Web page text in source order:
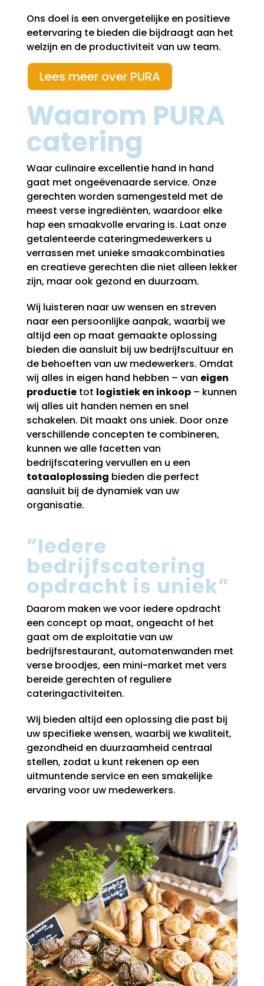
Ons doel is een onvergetelijke en positieve
eetervaring te bieden die bijdraagt aan het
welzijn en de productiviteit van uw team.
Lees meer over PURA
Waarom PURA
catering
Waar culinaire excellentie hand in hand
gaat met ongeëvenaarde service. Onze
gerechten worden samengesteld met de
meest verse ingrediënten, waardoor elke
hap een smaakvolle ervaring is. Laat onze
getalenteerde cateringmedewerkers u
verrassen met unieke smaakcombinaties
en creatieve gerechten die niet alleen lekker
zijn, maar ook gezond en duurzaam.
Wij luisteren naar uw wensen en streven
naar een persoonlijke aanpak, waarbij we
altijd een op maat gemaakte oplossing
bieden die aansluit bij uw bedrijfscultuur en
de behoeften van uw medewerkers. Omdat
wij alles in eigen hand hebben – van eigen
productietot logistiek en inkoop– kunnen
wij alles uit handen nemen en snel
schakelen. Dit maakt ons uniek. Door onze
verschillende concepten te combineren,
kunnen we alle facetten van
bedrijfscatering vervullen en u een
totaaloplossing bieden die perfect
aansluit bij de dynamiek van uw
organisatie.
”Iedere
bedrijfscatering
opdracht is uniek”
Daarom maken we voor iedere opdracht
een concept op maat, ongeacht of het
gaat om de exploitatie van uw
bedrijfsrestaurant, automatenwanden met
verse broodjes, een mini-market met vers
bereide gerechten of reguliere
cateringactiviteiten.
Wij bieden altijd een oplossing die past bij
uw specifieke wensen, waarbij we kwaliteit,
gezondheid en duurzaamheid centraal
stellen, zodat u kunt rekenen op een
uitmuntende service en een smakelijke
ervaring voor uw medewerkers.